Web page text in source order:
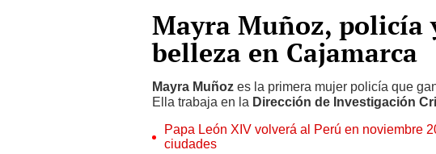
Mayra Muñoz, policía
belleza en Cajamarca
Mayra Muñoz es la primera mujer policía que
Ella trabaja en la Dirección de Investigación
Papa León XIV volverá al Perú en noviembre
ciudades